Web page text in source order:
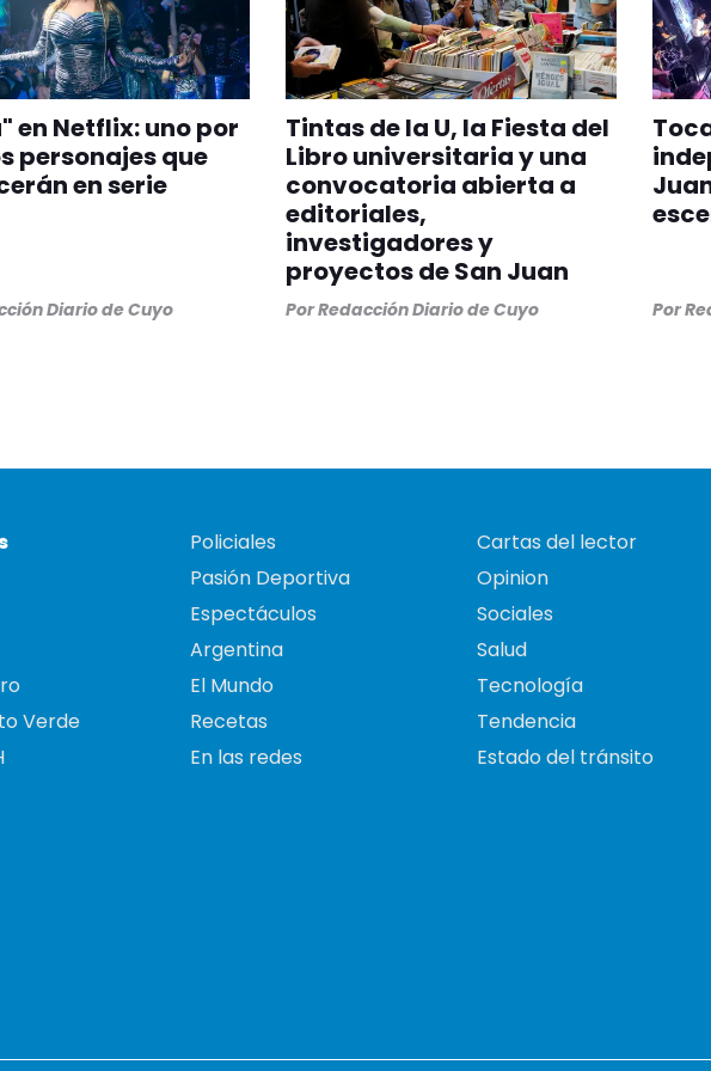
en Netflix: uno por
personajes que
en serie
Diario de Cuyo
Tintas de la U, la Fiesta del
Libro universitaria y una
convocatoria abierta a
editoriales,
investigadores y
proyectos de San Juan
PorRedacción Diario de Cuyo Por
Verde
Policiales
Pasión Deportiva
Espectáculos
Argentina
El Mundo
Recetas
En las redes
Cartas del lector
Opinion
Sociales
Salud
Tecnología
Tendencia
Estado del tránsito